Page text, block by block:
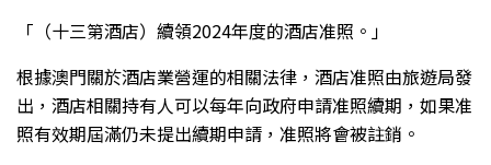
「（十三第酒店）續領2024年度的酒店准照。」
根據澳門關於酒店業營運的相關法律，酒店准照由旅遊局發
出，酒店相關持有人可以每年向政府申請准照續期，如果准
照有效期屆滿仍未提出續期申請，准照將會被註銷。